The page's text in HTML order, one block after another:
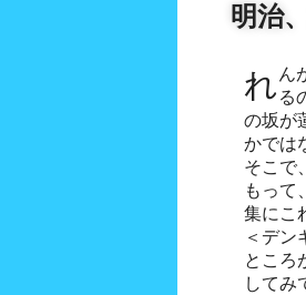
明治
れんが坂は煉瓦坂ではない。しかし何故ひらかなで表記す る
の坂が
かでは
そこで
もって
集にこ
＜デン
ところ
してみ